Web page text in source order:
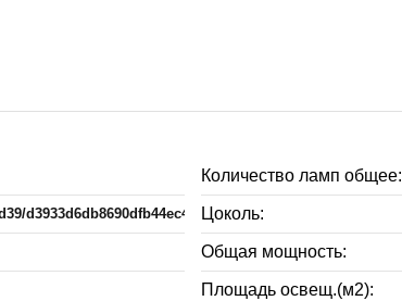
d3933d6db8690dfb44ec4134f572b2ea.jpg
Количество ламп общее:
Цоколь:
Общая мощность:
Площадь освещ.(м2):